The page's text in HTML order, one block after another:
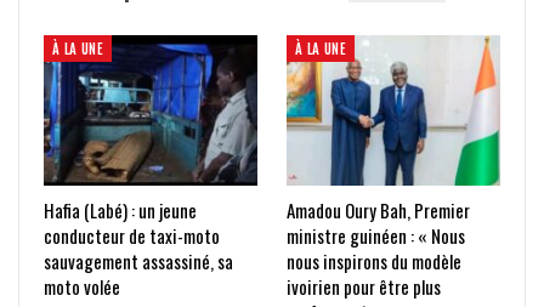
À LA UNE
Hafia (Labé) : un jeune
conducteur de taxi-moto
sauvagement assassiné, sa
moto volée
À LA UNE
Amadou Oury Bah, Premier
ministre guinéen : « Nous
nous inspirons du modèle
ivoirien pour être plus